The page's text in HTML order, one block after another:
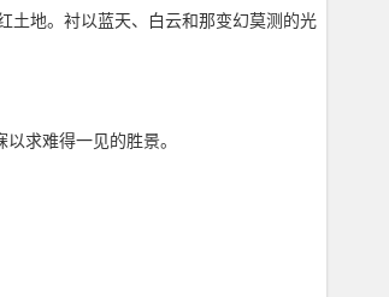
土地。衬以蓝天、白云和那变幻莫测的光
求难得一见的胜景。